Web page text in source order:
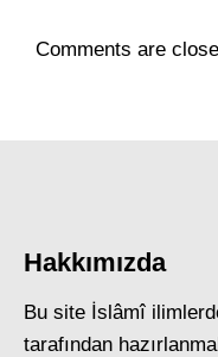
Comments are
Hakkımızda
Bu site İslâmî
tarafından